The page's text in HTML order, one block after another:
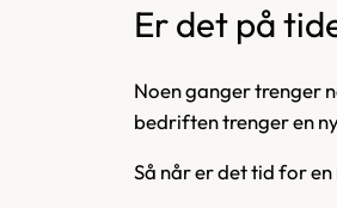
Er det på
Noen ganger trenger
bedriften trenger en
Så når er det tid for en